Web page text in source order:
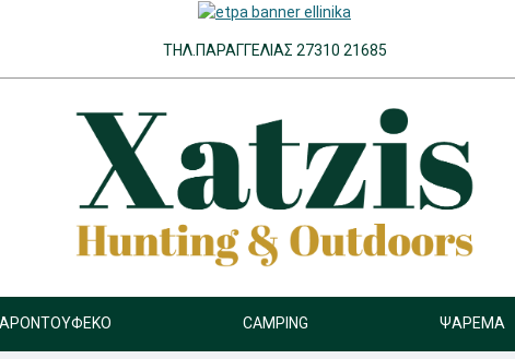
ΤΗΛ.ΠΑΡΑΓΓΕΛΊΑΣ 27310 21685
CAMPING ΨΆΡΕΜΑ